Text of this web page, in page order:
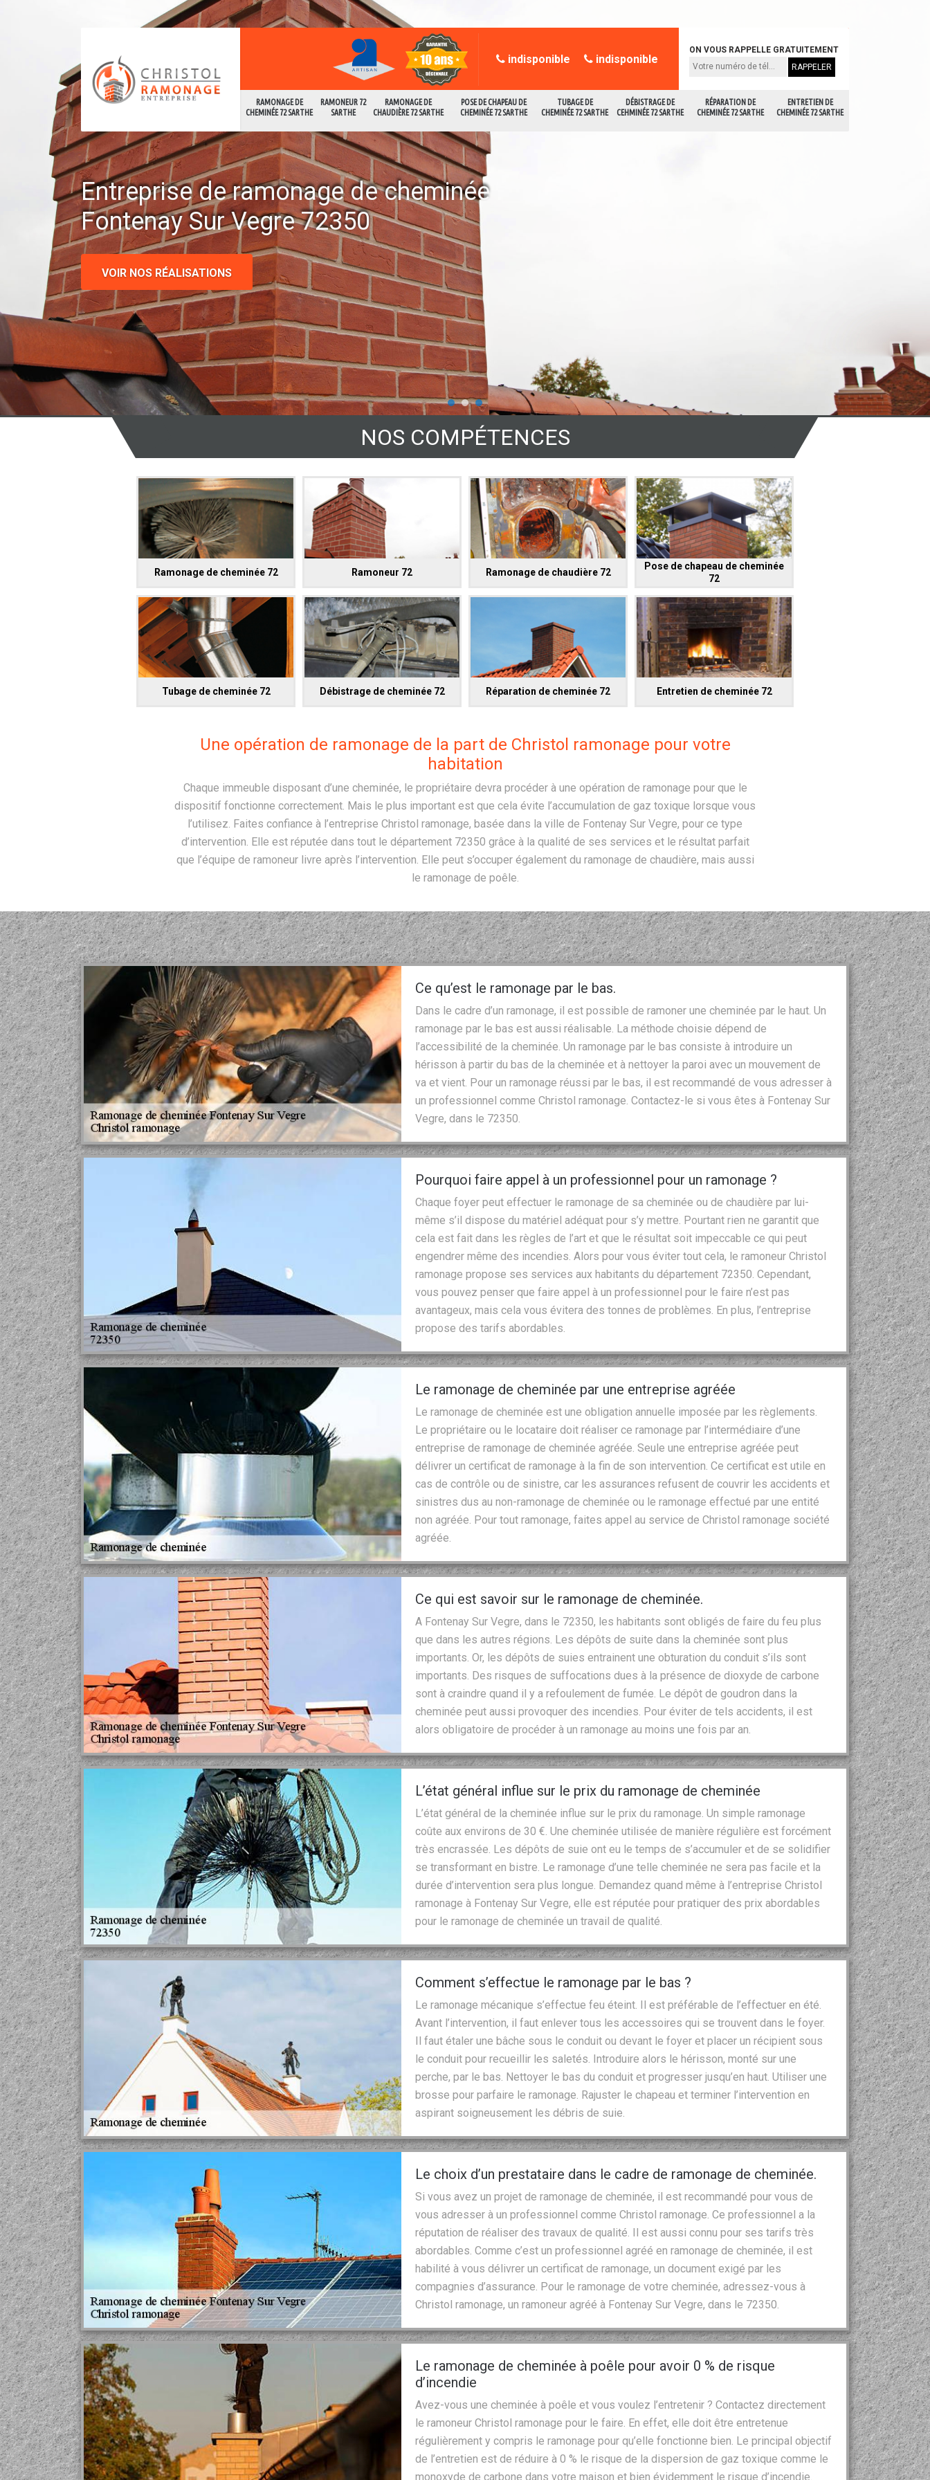
RAMONAGE DE
CHEMINÉE 72 SARTHE
RAMONEUR 72
SARTHE
RAMONAGE DE
CHAUDIÈRE 72 SARTHE
POSE DE CHAPEAU DE
CHEMINÉE 72 SARTHE
TUBAGE DE
CHEMINÉE 72 SARTHE
DÉBISTRAGE DE
CEHMINÉE 72 SARTHE
RÉPARATION DE
CHEMINÉE 72 SARTHE
ENTRETIEN DE
CHEMINÉE 72 SARTHE
indisponible indisponible
ON VOUS RAPPELLE GRATUITEMENT
Entreprise de ramonage de cheminée
Fontenay Sur Vegre 72350
VOIR NOS RÉALISATIONS
NOS COMPÉTENCES
Ramonage de cheminée 72 Ramoneur 72 Ramonage de chaudière 72
Pose de chapeau de cheminée
72
Tubage de cheminée 72 Débistrage de cheminée 72 Réparation de cheminée 72 Entretien de cheminée 72
Une opération de ramonage de la part de Christol ramonage pour votre
habitation
Chaque immeuble disposant d’une cheminée, le propriétaire devra procéder à une opération de ramonage pour que le
dispositif fonctionne correctement. Mais le plus important est que cela évite l’accumulation de gaz toxique lorsque vous
l’utilisez. Faites confiance à l’entreprise Christol ramonage, basée dans la ville de Fontenay Sur Vegre, pour ce type
d’intervention. Elle est réputée dans tout le département 72350 grâce à la qualité de ses services et le résultat parfait
que l’équipe de ramoneur livre après l’intervention. Elle peut s’occuper également du ramonage de chaudière, mais aussi
le ramonage de poêle.
Ce qu’est le ramonage par le bas.
Dans le cadre d’un ramonage, il est possible de ramoner une cheminée par le haut. Un
ramonage par le bas est aussi réalisable. La méthode choisie dépend de
l’accessibilité de la cheminée. Un ramonage par le bas consiste à introduire un
hérisson à partir du bas de la cheminée et à nettoyer la paroi avec un mouvement de
va et vient. Pour un ramonage réussi par le bas, il est recommandé de vous adresser à
un professionnel comme Christol ramonage. Contactez-le si vous êtes à Fontenay Sur
Vegre, dans le 72350.
Pourquoi faire appel à un professionnel pour un ramonage ?
Chaque foyer peut effectuer le ramonage de sa cheminée ou de chaudière par lui-
même s’il dispose du matériel adéquat pour s’y mettre. Pourtant rien ne garantit que
cela est fait dans les règles de l’art et que le résultat soit impeccable ce qui peut
engendrer même des incendies. Alors pour vous éviter tout cela, le ramoneur Christol
ramonage propose ses services aux habitants du département 72350. Cependant,
vous pouvez penser que faire appel à un professionnel pour le faire n’est pas
avantageux, mais cela vous évitera des tonnes de problèmes. En plus, l’entreprise
propose des tarifs abordables.
Le ramonage de cheminée par une entreprise agréée
Le ramonage de cheminée est une obligation annuelle imposée par les règlements.
Le propriétaire ou le locataire doit réaliser ce ramonage par l’intermédiaire d’une
entreprise de ramonage de cheminée agréée. Seule une entreprise agréée peut
délivrer un certificat de ramonage à la fin de son intervention. Ce certificat est utile en
cas de contrôle ou de sinistre, car les assurances refusent de couvrir les accidents et
sinistres dus au non-ramonage de cheminée ou le ramonage effectué par une entité
non agréée. Pour tout ramonage, faites appel au service de Christol ramonage société
agréée.
Ce qui est savoir sur le ramonage de cheminée.
A Fontenay Sur Vegre, dans le 72350, les habitants sont obligés de faire du feu plus
que dans les autres régions. Les dépôts de suite dans la cheminée sont plus
importants. Or, les dépôts de suies entrainent une obturation du conduit s’ils sont
importants. Des risques de suffocations dues à la présence de dioxyde de carbone
sont à craindre quand il y a refoulement de fumée. Le dépôt de goudron dans la
cheminée peut aussi provoquer des incendies. Pour éviter de tels accidents, il est
alors obligatoire de procéder à un ramonage au moins une fois par an.
L’état général influe sur le prix du ramonage de cheminée
L’état général de la cheminée influe sur le prix du ramonage. Un simple ramonage
coûte aux environs de 30 €. Une cheminée utilisée de manière régulière est forcément
très encrassée. Les dépôts de suie ont eu le temps de s’accumuler et de se solidifier
se transformant en bistre. Le ramonage d’une telle cheminée ne sera pas facile et la
durée d’intervention sera plus longue. Demandez quand même à l’entreprise Christol
ramonage à Fontenay Sur Vegre, elle est réputée pour pratiquer des prix abordables
pour le ramonage de cheminée un travail de qualité.
Comment s’effectue le ramonage par le bas ?
Le ramonage mécanique s’effectue feu éteint. Il est préférable de l’effectuer en été.
Avant l’intervention, il faut enlever tous les accessoires qui se trouvent dans le foyer.
Il faut étaler une bâche sous le conduit ou devant le foyer et placer un récipient sous
le conduit pour recueillir les saletés. Introduire alors le hérisson, monté sur une
perche, par le bas. Nettoyer le bas du conduit et progresser jusqu’en haut. Utiliser une
brosse pour parfaire le ramonage. Rajuster le chapeau et terminer l’intervention en
aspirant soigneusement les débris de suie.
Le choix d’un prestataire dans le cadre de ramonage de cheminée.
Si vous avez un projet de ramonage de cheminée, il est recommandé pour vous de
vous adresser à un professionnel comme Christol ramonage. Ce professionnel a la
réputation de réaliser des travaux de qualité. Il est aussi connu pour ses tarifs très
abordables. Comme c’est un professionnel agréé en ramonage de cheminée, il est
habilité à vous délivrer un certificat de ramonage, un document exigé par les
compagnies d’assurance. Pour le ramonage de votre cheminée, adressez-vous à
Christol ramonage, un ramoneur agréé à Fontenay Sur Vegre, dans le 72350.
Le ramonage de cheminée à poêle pour avoir 0 % de risque
d’incendie
Avez-vous une cheminée à poêle et vous voulez l’entretenir ? Contactez directement
le ramoneur Christol ramonage pour le faire. En effet, elle doit être entretenue
régulièrement y compris le ramonage pour qu’elle fonctionne bien. Le principal objectif
de l’entretien est de réduire à 0 % le risque de la dispersion de gaz toxique comme le
monoxyde de carbone dans votre maison et bien évidemment le risque d’incendie.